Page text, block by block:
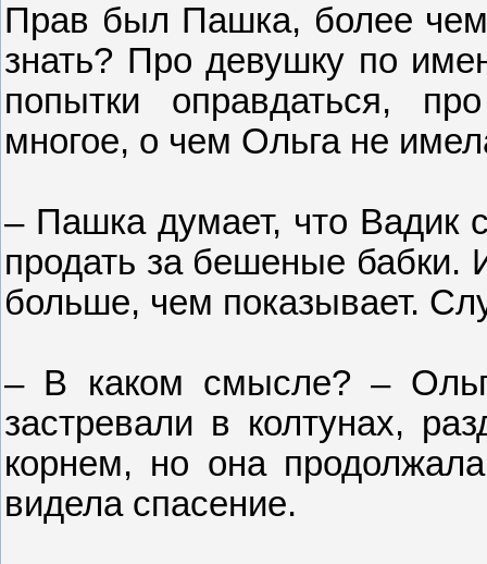
Прав был Пашка, более
знать? Про девушку по
попытки оправдаться,
многое, о чем Ольга не
– Пашка думает, что Вадик
продать за бешеные бабки.
больше, чем показывает.
– В каком смысле? –
застревали в колтунах,
корнем, но она
видела спасение.